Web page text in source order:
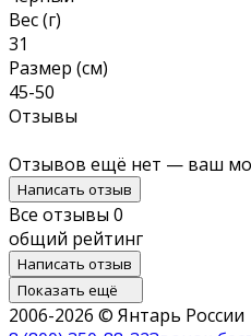
Вес (г)
31
Размер (см)
45-50
Отзывы
Отзывов ещё нет — ваш
Написать отзыв
Все отзывы 0
общий рейтинг
Написать отзыв
Показать ещё
2006-2026 © Янтарь России